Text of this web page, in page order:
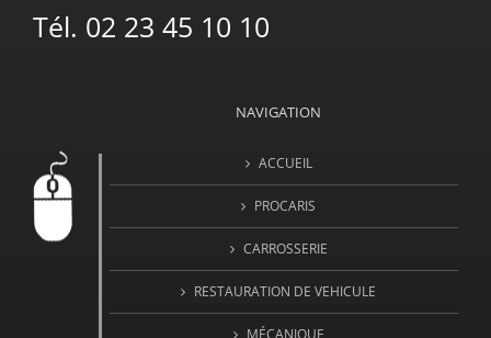
Tél. 02 23 45 10 10
NAVIGATION
ACCUEIL
PROCARIS
CARROSSERIE
RESTAURATION DE VEHICULE
MÉCANIQUE